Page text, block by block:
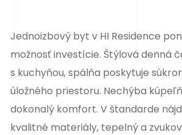
Jednoizbový byt v HI Residence
možnosť investície. Štýlová denná
s kuchyňou, spálňa poskytuje
úložného priestoru. Nechýba
dokonalý komfort. V štandarde
kvalitné materiály, tepelný a